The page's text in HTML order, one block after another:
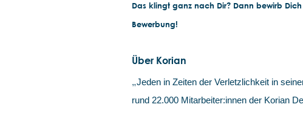
Das klingt ganz nach Dir? Dann bewirb
Bewerbung!
Über Korian
„Jeden in Zeiten der Verletzlichkeit in
rund 22.000 Mitarbeiter:innen der Korian